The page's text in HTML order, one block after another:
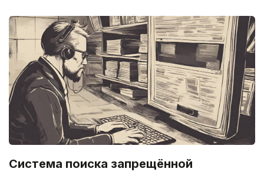
Система поиска запрещённой